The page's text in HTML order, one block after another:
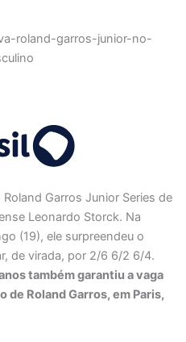
Garros Junior Series de
Leonardo Storck. Na
(19), ele surpreendeu o
de virada, por 2/6 6/2 6/4.
também garantiu a vaga
de Roland Garros, em Paris,